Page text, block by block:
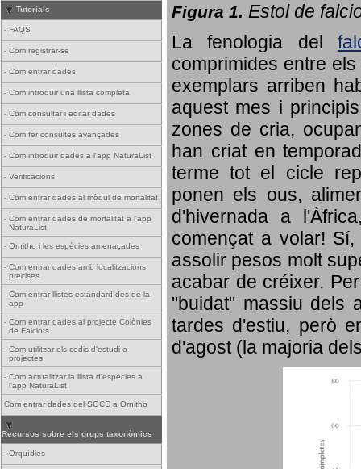
Tutorials
- FAQS
- Com registrar-se
- Com entrar dades
- Com introduir una llista completa
- Com consultar i editar dades
- Com fer consultes avançades
- Com introduir dades a l'app NaturaList
- Verificacions
- Com entrar dades al mòdul de mortalitat
- Com entrar dades de mortalitat a l'app
NaturaList
- Ornitho i les espècies amenaçades
- Com entrar dades amb localitzacions
precises
- Com entrar llistes estàndard des de la
app
- Com entrar dades al projecte Colònies
de Falciots
- Com utilitzar els codis d'estudi o
projectes
- Com actualitzar la llista d'espècies a
l'app NaturaList
Com entrar dades del SOCC a Ornitho
Recursos sobre els grups taxonòmics
- Orquídies
Figura 1. Estol de
La fenologia del
comprimides entre
exemplars arriben
aquest mes i
zones de cria,
han criat en
terme tot el cicle
ponen els ous,
d'hivernada a
començat a volar!
assolir pesos molt
acabar de créixer.
"buidat" massiu dels
tardes d'estiu, però
d'agost (la majoria